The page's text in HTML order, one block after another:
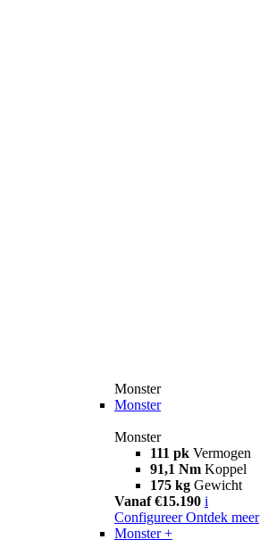
Monster
Monster
Monster
111 pk Vermogen
91,1 Nm Koppel
175 kg Gewicht
Vanaf €15.190 i
Configureer Ontdek meer
Monster +